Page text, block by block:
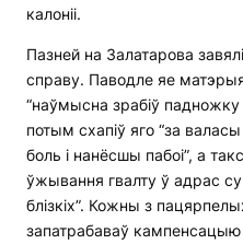
калоніі.
Пазней на Залатарова
справу. Паводле яе
“наўмысна зрабіў падножку
потым схапіў яго “за
боль і нанёсшы пабоі”, а
ўжывання гвалту ў адрас
блізкіх”. Кожны з
запатрабаваў